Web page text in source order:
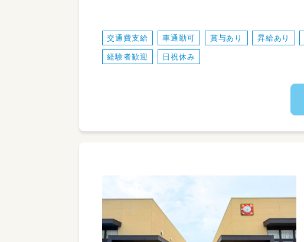
交通費支給 車通勤可 賞与あり 昇給あり
経験者歓迎 日祝休み